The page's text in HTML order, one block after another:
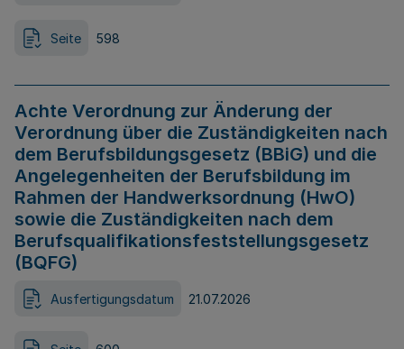
Seite 598
Achte Verordnung zur Änderung der
Verordnung über die Zuständigkeiten nach
dem Berufsbildungsgesetz (BBiG) und die
Angelegenheiten der Berufsbildung im
Rahmen der Handwerksordnung (HwO)
sowie die Zuständigkeiten nach dem
Berufsqualifikationsfeststellungsgesetz
(BQFG)
Ausfertigungsdatum 21.07.2026